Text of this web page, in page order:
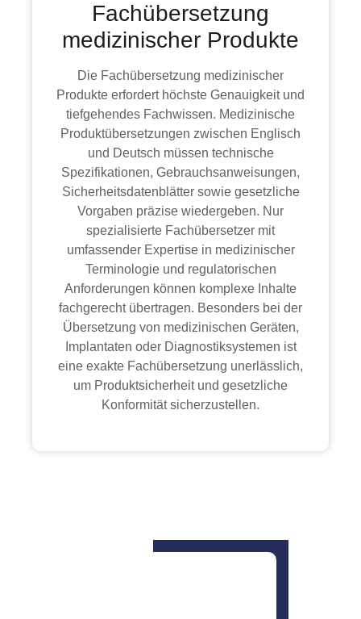
Fachübersetzung
medizinischer Produkte
Die Fachübersetzung medizinischer
Produkte erfordert höchste Genauigkeit und
tiefgehendes Fachwissen. Medizinische
Produktübersetzungen zwischen Englisch
und Deutsch müssen technische
Spezifikationen, Gebrauchsanweisungen,
Sicherheitsdatenblätter sowie gesetzliche
Vorgaben präzise wiedergeben. Nur
spezialisierte Fachübersetzer mit
umfassender Expertise in medizinischer
Terminologie und regulatorischen
Anforderungen können komplexe Inhalte
fachgerecht übertragen. Besonders bei der
Übersetzung von medizinischen Geräten,
Implantaten oder Diagnostiksystemen ist
eine exakte Fachübersetzung unerlässlich,
um Produktsicherheit und gesetzliche
Konformität sicherzustellen.